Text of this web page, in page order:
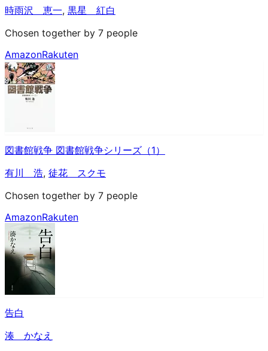
時雨沢 恵一, 黒星 紅白
Chosen together by 7 people
AmazonRakuten
図書館戦争 図書館戦争シリーズ（1）
有川 浩, 徒花 スクモ
Chosen together by 7 people
AmazonRakuten
告白
湊 かなえ